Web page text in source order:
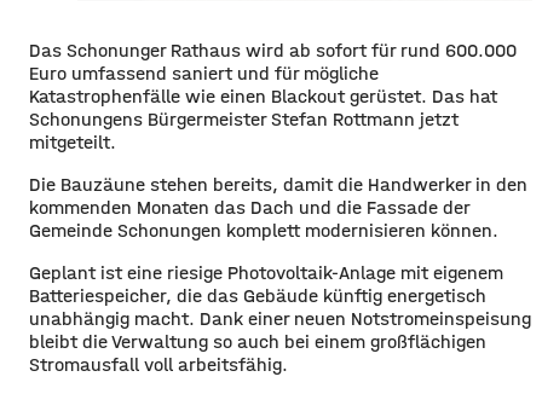
Das Schonunger Rathaus wird ab sofort für rund 600.000
Euro umfassend saniert und für mögliche
Katastrophenfälle wie einen Blackout gerüstet. Das hat
Schonungens Bürgermeister Stefan Rottmann jetzt
mitgeteilt.
Die Bauzäune stehen bereits, damit die Handwerker in den
kommenden Monaten das Dach und die Fassade der
Gemeinde Schonungen komplett modernisieren können.
Geplant ist eine riesige Photovoltaik-Anlage mit eigenem
Batteriespeicher, die das Gebäude künftig energetisch
unabhängig macht. Dank einer neuen Notstromeinspeisung
bleibt die Verwaltung so auch bei einem großflächigen
Stromausfall voll arbeitsfähig.